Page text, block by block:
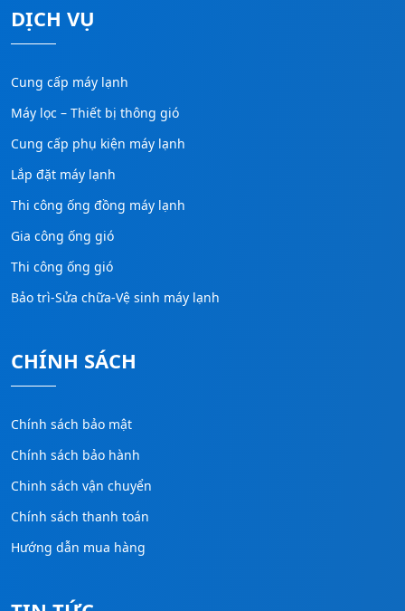
DỊCH VỤ
Cung cấp máy lạnh
Máy lọc – Thiết bị thông gió
Cung cấp phụ kiện máy lạnh
Lắp đặt máy lạnh
Thi công ống đồng máy lạnh
Gia công ống gió
Thi công ống gió
Bảo trì-Sửa chữa-Vệ sinh máy lạnh
CHÍNH SÁCH
Chính sách bảo mật
Chính sách bảo hành
Chinh sách vận chuyển
Chính sách thanh toán
Hướng dẫn mua hàng